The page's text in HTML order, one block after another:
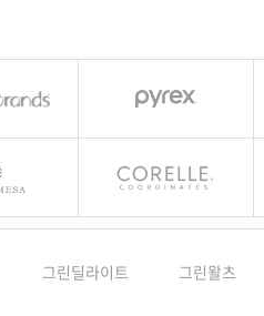
그린딜라이트 그린왈츠